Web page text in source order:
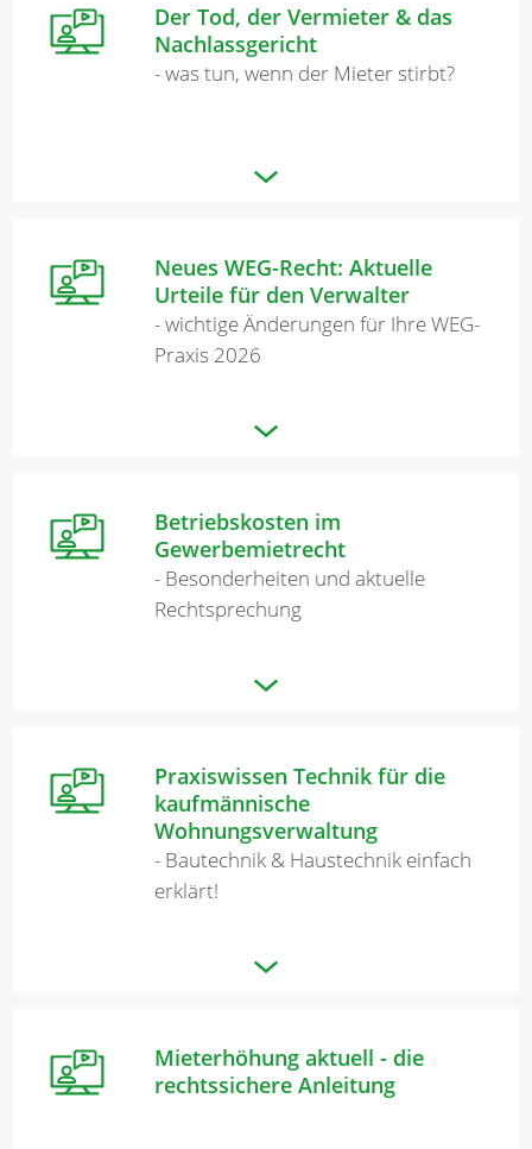
Der Tod, der Vermieter & das
Nachlassgericht
- was tun, wenn der Mieter stirbt?
Neues WEG-Recht: Aktuelle
Urteile für den Verwalter
- wichtige Änderungen für Ihre WEG-
Praxis 2026
Betriebskosten im
Gewerbemietrecht
- Besonderheiten und aktuelle
Rechtsprechung
Praxiswissen Technik für die
kaufmännische
Wohnungsverwaltung
- Bautechnik & Haustechnik einfach
erklärt!
Mieterhöhung aktuell - die
rechtssichere Anleitung